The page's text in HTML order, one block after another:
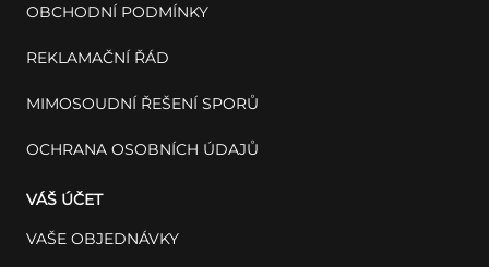
OBCHODNÍ PODMÍNKY
REKLAMAČNÍ ŘÁD
MIMOSOUDNÍ ŘEŠENÍ SPORŮ
OCHRANA OSOBNÍCH ÚDAJŮ
VÁŠ ÚČET
VAŠE OBJEDNÁVKY